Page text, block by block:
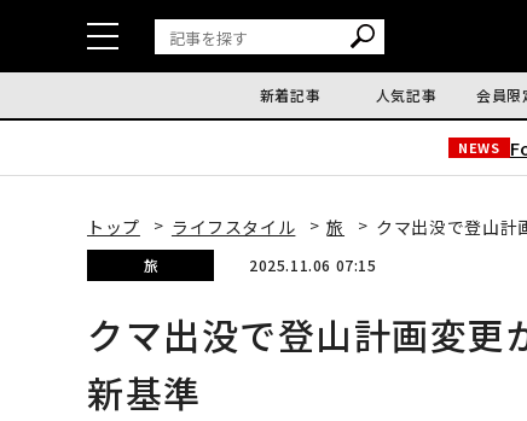
新着記事 人気記事 会員限
NEWS
トップ ライフスタイル 旅 クマ出没で登山計
旅 2025.11.06 07:15
クマ出没で登山計画変更
新基準